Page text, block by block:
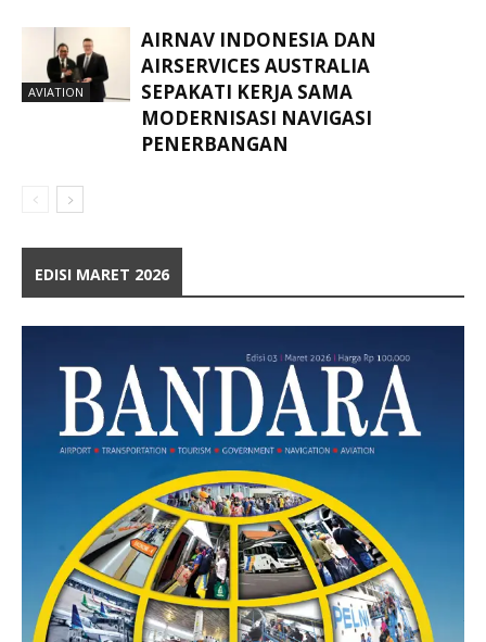
AVIATION
AIRNAV INDONESIA DAN
AIRSERVICES AUSTRALIA
SEPAKATI KERJA SAMA
MODERNISASI NAVIGASI
PENERBANGAN
EDISI MARET 2026